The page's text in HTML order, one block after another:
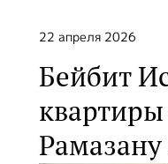
22 апреля 2026
Бейбит